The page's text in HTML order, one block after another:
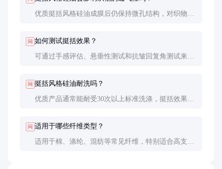
优质挺括风格硅油成膜后仍保持微孔结构，对织物透
问 如何测试挺括效果？
可通过手感评估、悬垂性测试和抗皱回复角测试来评
问 挺括风格硅油耐洗吗？
优质产品通常能耐受30次以上标准洗涤，挺括效果仍
问 适用于哪些纤维类型？
适用于棉、涤纶、混纺等常见纤维，特别适合高支高